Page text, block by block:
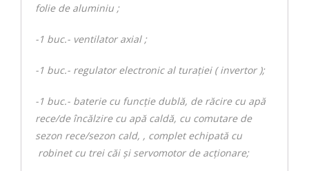
folie de aluminiu ;
-1 buc.- ventilator axial ;
-1 buc.- regulator electronic al turaţiei ( invertor );
-1 buc.- baterie cu funcție dublă, de răcire cu apă
rece/de încălzire cu apă caldă, cu comutare de
sezon rece/sezon cald, , complet echipată cu
robinet cu trei căi şi servomotor de acţionare;